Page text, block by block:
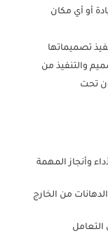
أو أي مكان
تصميماتها
والتنفيذ من
تحت
وأنجاز المهمة
من الخارج